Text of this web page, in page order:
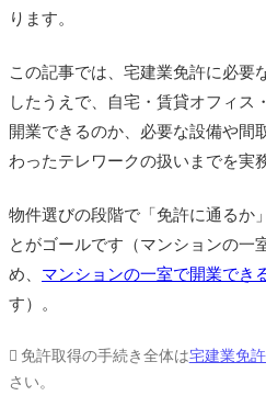
ります。
この記事では、宅建業免許に必要
したうえで、自宅・賃貸オフィス
開業できるのか、必要な設備や間
わったテレワークの扱いまでを実
物件選びの段階で「免許に通るか
とがゴールです（マンションの一
め、 マンションの一室で開業でき
す）。
免許取得の手続き全体は宅建業免
さい。